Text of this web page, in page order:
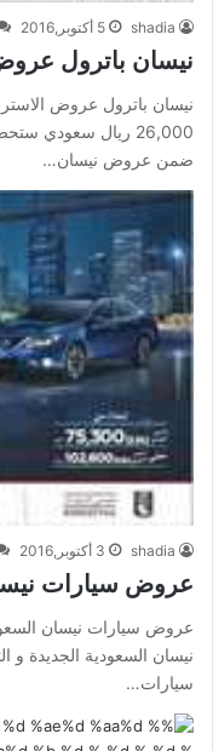
shadia 5 أكتوبر,2016
نيسان باترول
نيسان باترول عروض
26,000 ريال سعودي
ضمن عروض نيسان…
shadia 3 أكتوبر,2016
عروض سيارات
عروض سيارات نيسان
نيسان السعودية الجديدة
سيارات…